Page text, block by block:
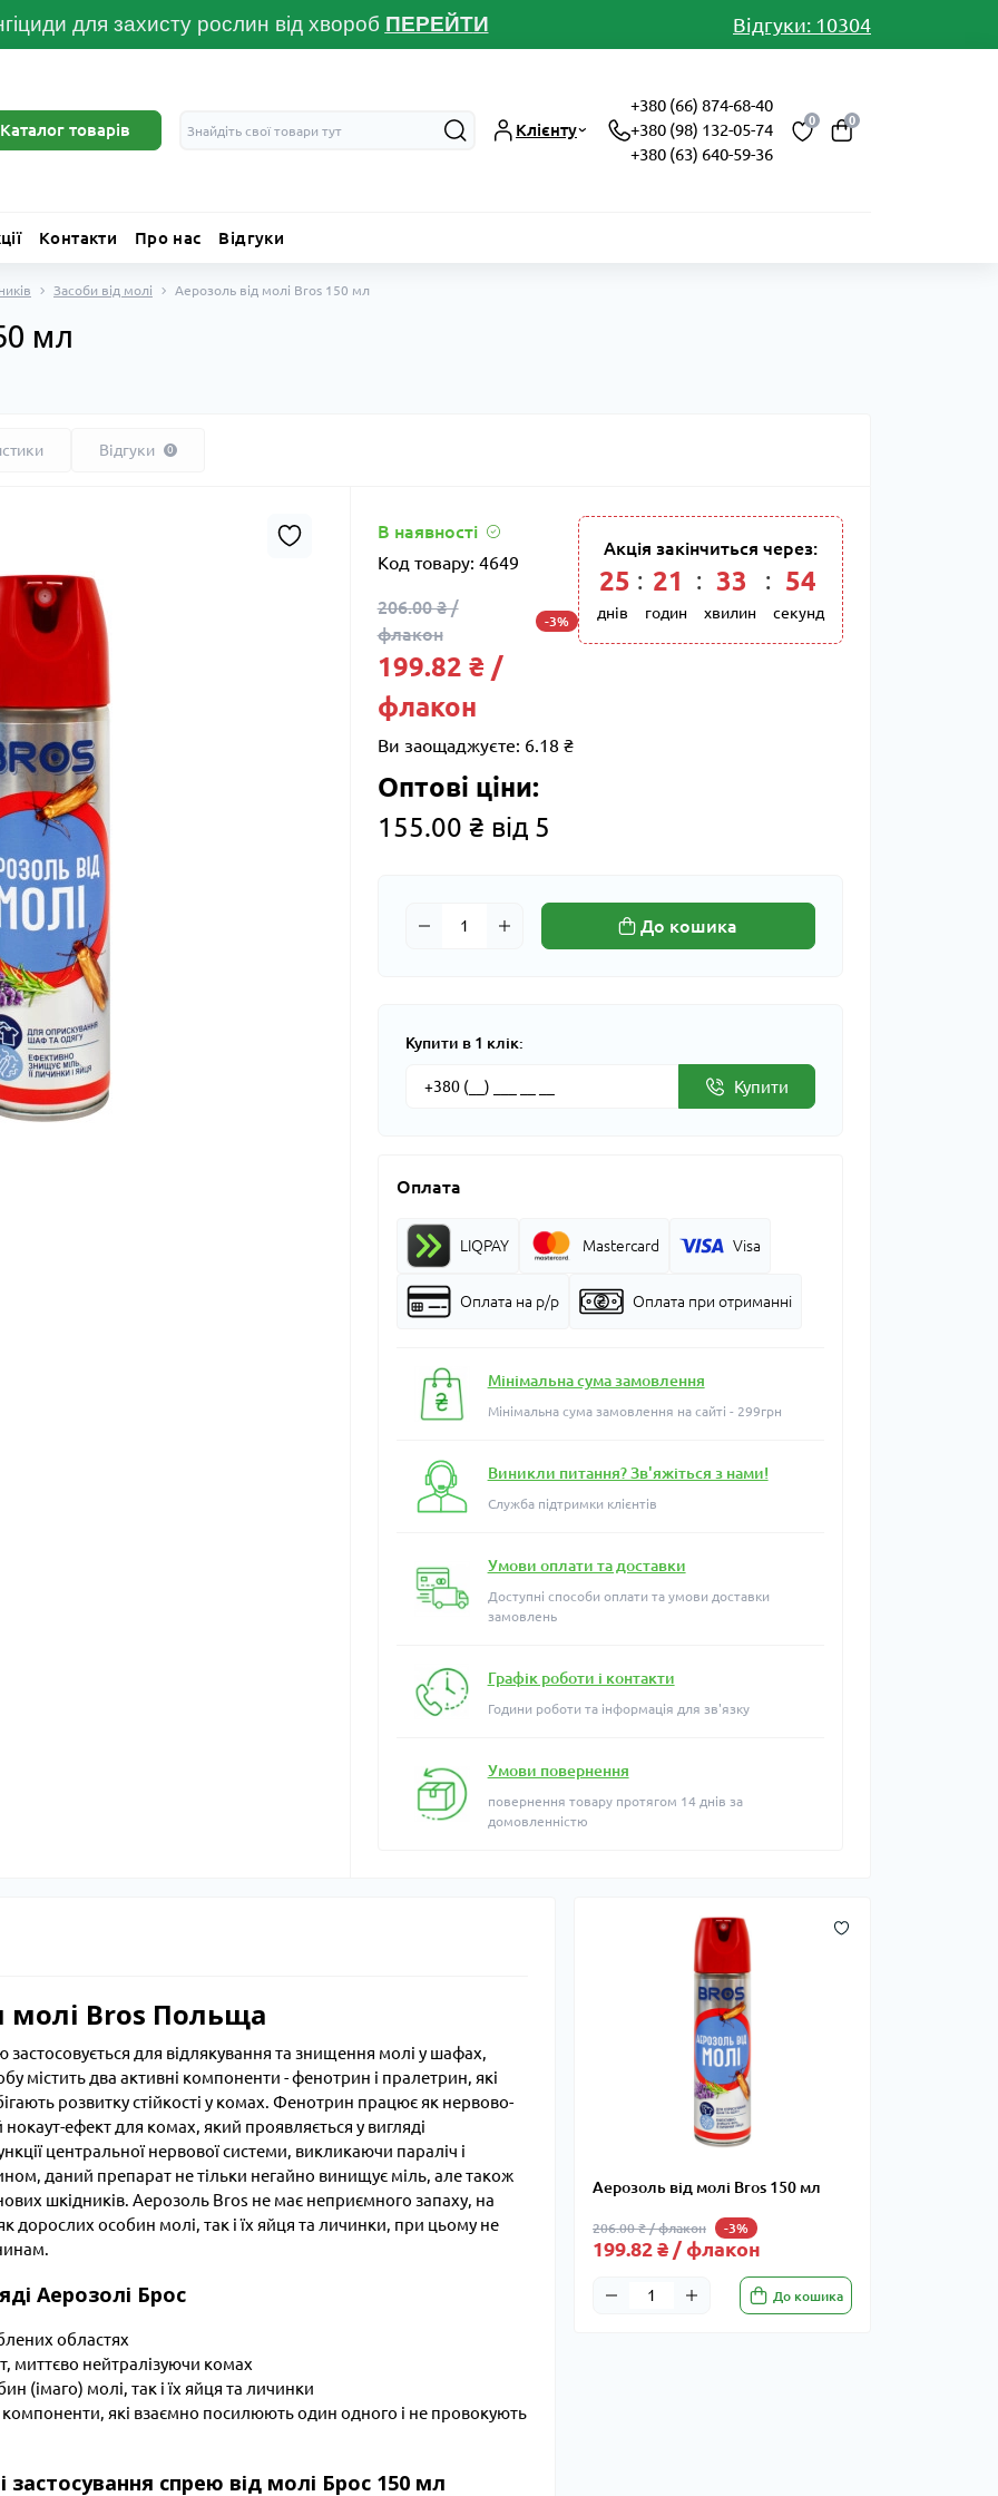
для захисту рослин від хвороб ПЕРЕЙТИ Відгуки: 10304
Каталог товарів Клієнту
+380 (66) 874-68-40
+380 (98) 132-05-74
+380 (63) 640-59-36
0 0
Контакти Про нас Відгуки
Засоби від молі Аерозоль від молі Bros 150 мл
мл
Відгуки 0
В наявності
Код товару: 4649
206.00 ₴ /
флакон
-3%
199.82 ₴ /
флакон
Ви заощаджуєте: 6.18 ₴
Оптові ціни:
155.00 ₴ від 5
Акція закінчиться через:
25
днів
21
годин
33
хвилин
54
секунд
До кошика
Купити в 1 клік:
Купити
Оплата
LIQPAY Mastercard Visa
Оплата на р/р Оплата при отриманні
Мінімальна сума замовлення
Мінімальна сума замовлення на сайті - 299грн
Виникли питання? Зв'яжіться з нами!
Служба підтримки клієнтів
Умови оплати та доставки
Доступні способи оплати та умови доставки
замовлень
Графік роботи і контакти
Години роботи та інформація для зв'язку
Умови повернення
повернення товару протягом 14 днів за
домовленністю
Аерозоль від молі Bros 150 мл
206.00 ₴ / флакон -3%
199.82 ₴ / флакон
До кошика
Bros Польща
застосовується для відлякування та знищення молі у шафах,
містить два активні компоненти - фенотрин і пралетрин, які
розвитку стійкості у комах. Фенотрин працює як нервово-
ефект для комах, який проявляється у вигляді
центральної нервової системи, викликаючи параліч і
даний препарат не тільки негайно винищує міль, але також
шкідників. Аерозоль Bros не має неприємного запаху, на
дорослих особин молі, так і їх яйця та личинки, при цьому не
Аерозолі Брос
областях
миттєво нейтралізуючи комах
(імаго) молі, так і їх яйця та личинки
компоненти, які взаємно посилюють один одного і не провокують
застосування спрею від молі Брос 150 мл